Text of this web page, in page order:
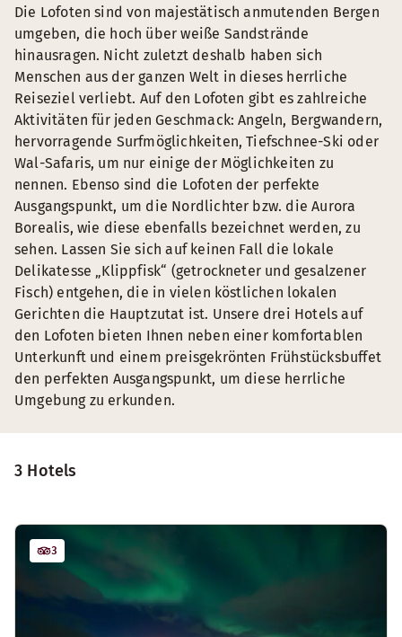
3 Hotels
3
Die Lofoten sind von majestätisch anmutenden Bergen
umgeben, die hoch über weiße Sandstrände
hinausragen. Nicht zuletzt deshalb haben sich
Menschen aus der ganzen Welt in dieses herrliche
Reiseziel verliebt. Auf den Lofoten gibt es zahlreiche
Aktivitäten für jeden Geschmack: Angeln, Bergwandern,
hervorragende Surfmöglichkeiten, Tiefschnee-Ski oder
Wal-Safaris, um nur einige der Möglichkeiten zu
nennen. Ebenso sind die Lofoten der perfekte
Ausgangspunkt, um die Nordlichter bzw. die Aurora
Borealis, wie diese ebenfalls bezeichnet werden, zu
sehen. Lassen Sie sich auf keinen Fall die lokale
Delikatesse „Klippfisk“ (getrockneter und gesalzener
Fisch) entgehen, die in vielen köstlichen lokalen
Gerichten die Hauptzutat ist. Unsere drei Hotels auf
den Lofoten bieten Ihnen neben einer komfortablen
Unterkunft und einem preisgekrönten Frühstücksbuffet
den perfekten Ausgangspunkt, um diese herrliche
Umgebung zu erkunden.